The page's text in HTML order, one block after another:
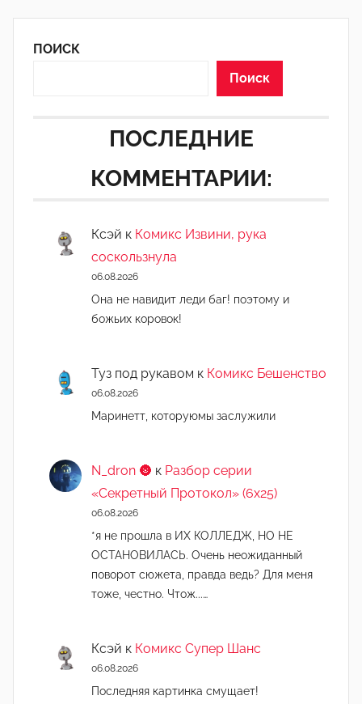
ПОИСК
Поиск
ПОСЛЕДНИЕ
КОММЕНТАРИИ:
Ксэй к Комикс Извини, рука
соскользнула
06.08.2026
Она не навидит леди баг! поэтому и
божьих коровок!
Туз под рукавом к Комикс Бешенство
06.08.2026
Маринетт, которуюмы заслужили
N_dron 🌚 к Разбор серии
«Секретный Протокол» (6х25)
06.08.2026
*я не прошла в ИХ КОЛЛЕДЖ, НО НЕ
ОСТАНОВИЛАСЬ. Очень неожиданный
поворот сюжета, правда ведь? Для меня
тоже, честно. Чтож...…
Ксэй к Комикс Супер Шанс
06.08.2026
Последняя картинка смущает!